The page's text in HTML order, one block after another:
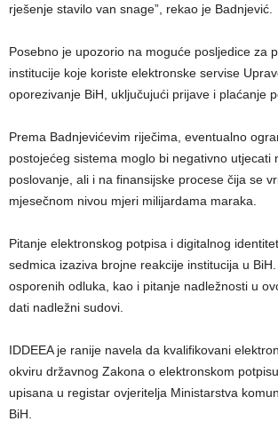
rješenje stavilo van snage”, rekao je Badnjević.
Posebno je upozorio na moguće posljedice za
institucije koje koriste elektronske servise
oporezivanje BiH, uključujući prijave i plaćanje
Prema Badnjevićevim riječima, eventualno
postojećeg sistema moglo bi negativno utjecati
poslovanje, ali i na finansijske procese čija se
mjesečnom nivou mjeri milijardama maraka.
Pitanje elektronskog potpisa i digitalnog
sedmica izaziva brojne reakcije institucija u
osporenih odluka, kao i pitanje nadležnosti u
dati nadležni sudovi.
IDDEEA je ranije navela da kvalifikovani
okviru državnog Zakona o elektronskom
upisana u registar ovjeritelja Ministarstva
BiH.